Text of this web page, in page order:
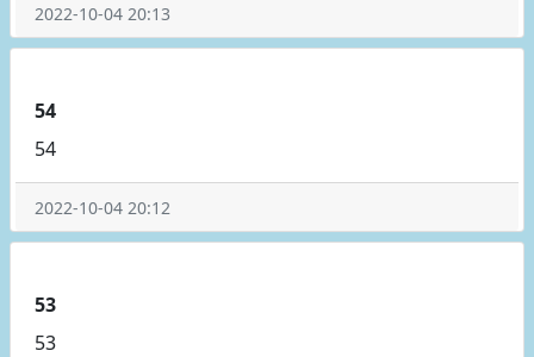
2022-10-04 20:13
54
54
2022-10-04 20:12
53
53